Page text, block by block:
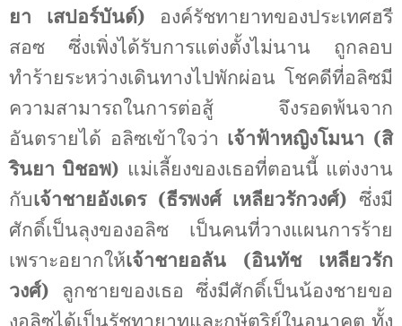
ยา เสปอร์บันด์) องค์รัชทายาทของประเทศฮรี
สอซ ซึ่งเพิ่งได้รับการแต่งตั้งไม่นาน ถูกลอบ
ทำร้ายระหว่างเดินทางไปพักผ่อน โชคดีที่อลิซมี
ความสามารถในการต่อสู้ จึงรอดพ้นจาก
อันตรายได้ อลิซเข้าใจว่า เจ้าฟ้าหญิงโมนา (สิ
รินยา บิชอพ) แม่เลี้ยงของเธอที่ตอนนี้ แต่งงาน
กับเจ้าชายอังเดร (ธีรพงศ์ เหลียวรักวงศ์) ซึ่งมี
ศักดิ์เป็นลุงของอลิซ เป็นคนที่วางแผนการร้าย
เพราะอยากให้เจ้าชายอลัน (อินทัช เหลียวรัก
วงศ์) ลูกชายของเธอ ซึ่งมีศักดิ์เป็นน้องชายขอ
งอลิซได้เป็นรัชทายาทและกษัตริย์ในอนาคต ทั้ง